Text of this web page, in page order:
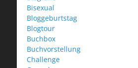
Bisexual
Bloggeburtstag
Blogtour
Buchbox
Buchvorstellung
Challenge